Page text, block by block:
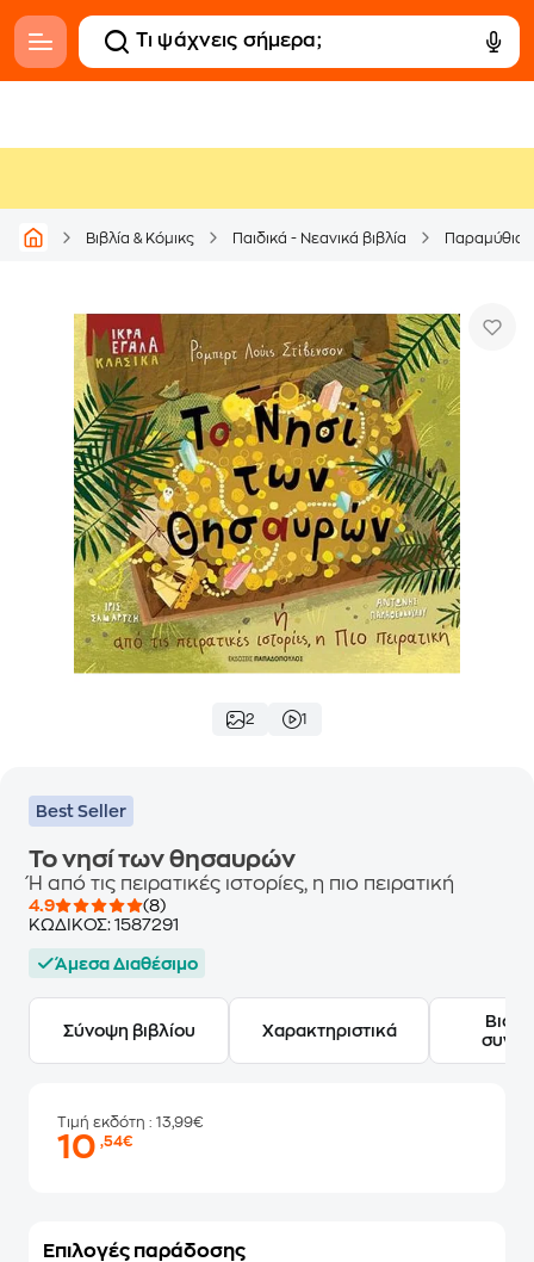
Βιβλία & Κόμικς Παιδικά - Νεανικά βιβλία Παραμύθια
2 1
Best Seller
Το νησί των θησαυρών
Ή από τις πειρατικές ιστορίες, η πιο πειρατική
4.9
(8)
ΚΩΔΙΚΟΣ: 1587291
Άμεσα Διαθέσιμο
Σύνοψη βιβλίου Χαρακτηριστικά
Τιμή εκδότη : 13,99€
10,54€
Επιλογές παράδοσης